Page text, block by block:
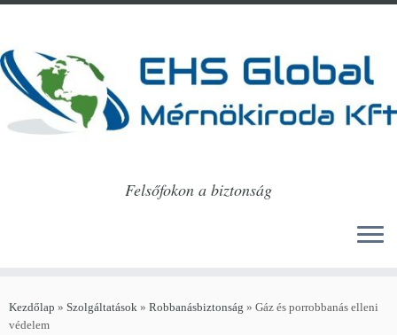
content
Felsőfokon a biztonság
Kezdőlap » Szolgáltatások » Robbanásbiztonság » Gáz és porrobbanás elleni
védelem